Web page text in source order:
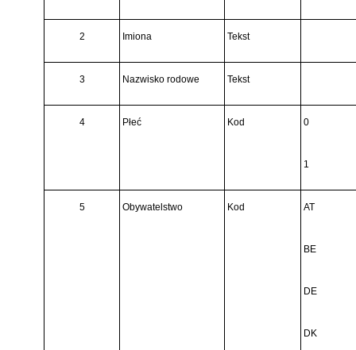
2 Imiona Tekst
3 Nazwisko rodowe Tekst
4 Płeć Kod 0
1
5 Obywatelstwo Kod AT
BE
DE
DK